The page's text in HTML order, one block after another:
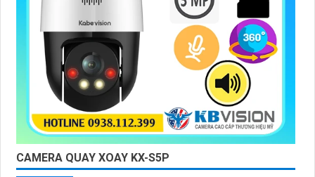
CAMERA QUAY XOAY KX-S5P